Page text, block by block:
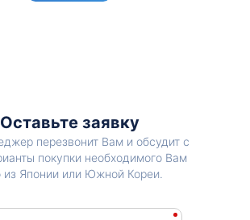
Оставьте заявку
перезвонит Вам и обсудит с
покупки необходимого Вам
из Японии или Южной Кореи.